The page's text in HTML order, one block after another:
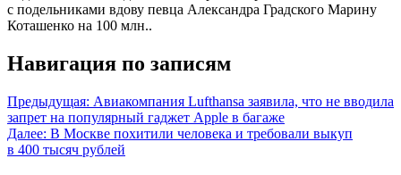
с подельниками вдову певца Александра Градского Марину
Коташенко на 100 млн..
Навигация по записям
Предыдущая: Авиакомпания Lufthansa заявила, что не вводила
запрет на популярный гаджет Apple в багаже
Далее: В Москве похитили человека и требовали выкуп
в 400 тысяч рублей